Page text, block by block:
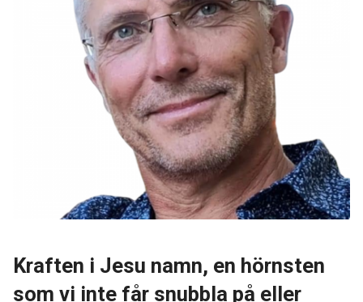
Kraften i Jesu namn, en hörnsten
som vi inte får snubbla på eller